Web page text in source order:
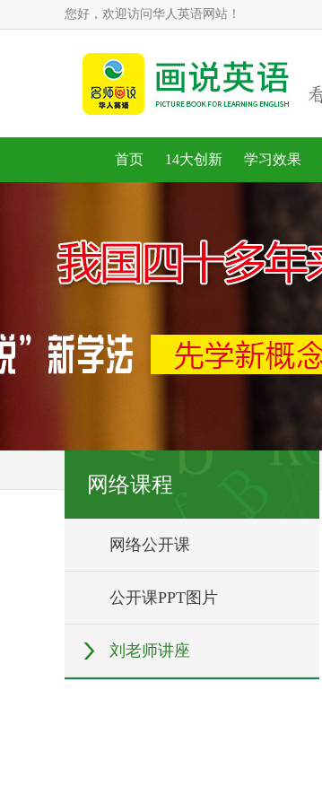
您好，欢迎访问华人英语网站！
首页 14大创新 学习效果
网络课程
网络公开课
公开课PPT图片
刘老师讲座